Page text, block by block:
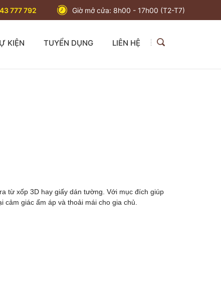
777 792 Giờ mở cửa: 8h00 - 17h00 (T2-T7)
KIỆN TUYỂN DỤNG LIÊN HỆ
từ xốp 3D hay giấy dán tường. Với mục đích giúp
giác ấm áp và thoải mái cho gia chủ.